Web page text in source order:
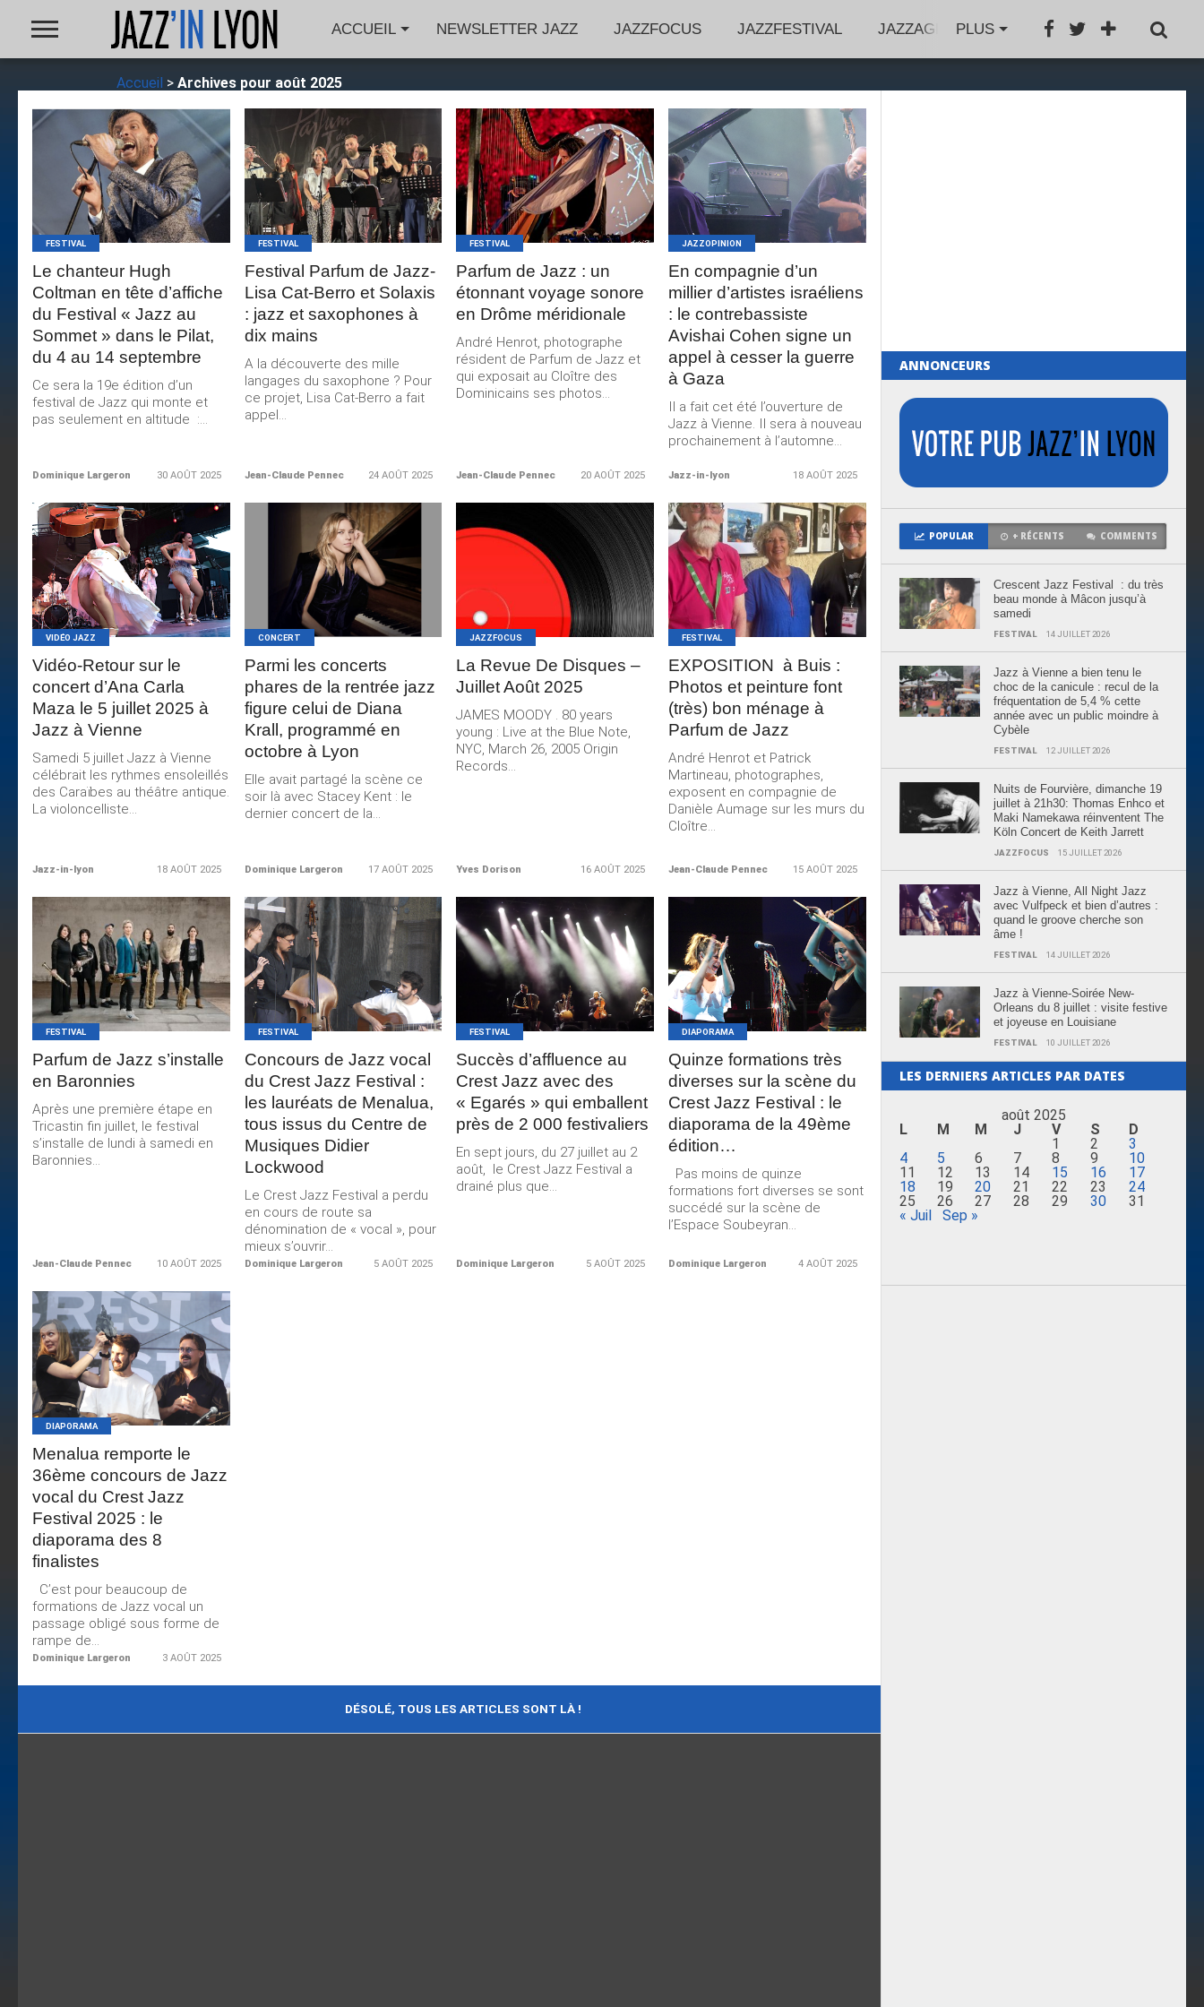
ACCUEIL NEWSLETTER JAZZ JAZZFOCUS JAZZFESTIVAL JAZZAGENDA JAZZBOOK GROS
PLUS
Accueil > Archives pour août 2025
LIRE LA
SUITE
FESTIVAL
Le chanteur Hugh
Coltman en tête d’affiche
du Festival « Jazz au
Sommet » dans le Pilat,
du 4 au 14 septembre
Ce sera la 19e édition d’un
festival de Jazz qui monte et
pas seulement en altitude :...
Dominique Largeron 30 AOÛT 2025
LIRE LA
SUITE
FESTIVAL
Festival Parfum de Jazz-
Lisa Cat-Berro et Solaxis
: jazz et saxophones à
dix mains
A la découverte des mille
langages du saxophone ? Pour
ce projet, Lisa Cat-Berro a fait
appel...
Jean-Claude Pennec 24 AOÛT 2025
LIRE LA
SUITE
FESTIVAL
Parfum de Jazz : un
étonnant voyage sonore
en Drôme méridionale
André Henrot, photographe
résident de Parfum de Jazz et
qui exposait au Cloître des
Dominicains ses photos...
Jean-Claude Pennec 20 AOÛT 2025
SUITE
JAZZOPINION
En compagnie d’un
millier d’artistes israéliens
: le contrebassiste
Avishai Cohen signe un
appel à cesser la guerre
à Gaza
Il a fait cet été l’ouverture de
Jazz à Vienne. Il sera à nouveau
prochainement à l’automne...
Jazz-in-lyon 18 AOÛT 2025
LIRE LA
SUITE
VIDÉO JAZZ
Vidéo-Retour sur le
concert d’Ana Carla
Maza le 5 juillet 2025 à
Jazz à Vienne
Samedi 5 juillet Jazz à Vienne
célébrait les rythmes ensoleillés
des Caraïbes au théâtre antique.
La violoncelliste...
Jazz-in-lyon 18 AOÛT 2025
LIRE LA
SUITE
CONCERT
Parmi les concerts
phares de la rentrée jazz
figure celui de Diana
Krall, programmé en
octobre à Lyon
Elle avait partagé la scène ce
soir là avec Stacey Kent : le
dernier concert de la...
Dominique Largeron 17 AOÛT 2025
LIRE LA
SUITE
JAZZFOCUS
La Revue De Disques –
Juillet Août 2025
JAMES MOODY . 80 years
young : Live at the Blue Note,
NYC, March 26, 2005 Origin
Records...
Yves Dorison 16 AOÛT 2025
LIRE LA
SUITE
FESTIVAL
EXPOSITION à Buis :
Photos et peinture font
(très) bon ménage à
Parfum de Jazz
André Henrot et Patrick
Martineau, photographes,
exposent en compagnie de
Danièle Aumage sur les murs du
Cloître...
Jean-Claude Pennec 15 AOÛT 2025
LIRE LA
SUITE
FESTIVAL
Parfum de Jazz s’installe
en Baronnies
Après une première étape en
Tricastin fin juillet, le festival
s’installe de lundi à samedi en
Baronnies...
Jean-Claude Pennec 10 AOÛT 2025
LIRE LA
SUITE
FESTIVAL
Concours de Jazz vocal
du Crest Jazz Festival :
les lauréats de Menalua,
tous issus du Centre de
Musiques Didier
Lockwood
Le Crest Jazz Festival a perdu
en cours de route sa
dénomination de « vocal », pour
mieux s’ouvrir...
Dominique Largeron 5 AOÛT 2025
LIRE LA
SUITE
FESTIVAL
Succès d’affluence au
Crest Jazz avec des
« Egarés » qui emballent
près de 2 000 festivaliers
En sept jours, du 27 juillet au 2
août, le Crest Jazz Festival a
drainé plus que...
Dominique Largeron 5 AOÛT 2025
LIRE LA
SUITE
DIAPORAMA
Quinze formations très
diverses sur la scène du
Crest Jazz Festival : le
diaporama de la 49ème
édition…
Pas moins de quinze
formations fort diverses se sont
succédé sur la scène de
l’Espace Soubeyran...
Dominique Largeron 4 AOÛT 2025
LIRE LA
SUITE
DIAPORAMA
Menalua remporte le
36ème concours de Jazz
vocal du Crest Jazz
Festival 2025 : le
diaporama des 8
finalistes
C’est pour beaucoup de
formations de Jazz vocal un
passage obligé sous forme de
rampe de...
Dominique Largeron 3 AOÛT 2025
ANNONCEURS
POPULAR + RÉCENTS COMMENTS
Crescent Jazz Festival : du très
beau monde à Mâcon jusqu’à
samedi
FESTIVAL 14 JUILLET 2026
Jazz à Vienne a bien tenu le
choc de la canicule : recul de la
fréquentation de 5,4 % cette
année avec un public moindre à
Cybèle
FESTIVAL 12 JUILLET 2026
Nuits de Fourvière, dimanche 19
juillet à 21h30: Thomas Enhco et
Maki Namekawa réinventent The
Köln Concert de Keith Jarrett
JAZZFOCUS 15 JUILLET 2026
Jazz à Vienne, All Night Jazz
avec Vulfpeck et bien d’autres :
quand le groove cherche son
âme !
FESTIVAL 14 JUILLET 2026
Jazz à Vienne-Soirée New-
Orleans du 8 juillet : visite festive
et joyeuse en Louisiane
FESTIVAL 10 JUILLET 2026
LES DERNIERS ARTICLES PAR DATES
août 2025
L
M M J V S
D
1
2
3
4
5 6 7 8 9
10
11
12 13 14 15 16
17
18
19 20 21 22 23
24
25
26 27 28 29 30
31
« Juil
Sep »
Merci de Liker notre page Facebook !